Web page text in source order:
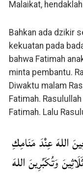
Malaikat,
Bahkan ada dzikir
kekuatan pada
bahwa Fatimah
minta pembantu.
Diwaktu malam
Fatimah.
Fatimah. Lalu
اللهَ عِنْدَ مَنَامِكِ
وَتُكَبِّرِينَ اللهَ